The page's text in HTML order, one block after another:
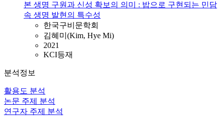
본 생명 구원과 신성 확보의 의미 : 밥으로 구현되는 민담
속 생명 발현의 특수성
한국구비문학회
김혜미(Kim, Hye Mi)
2021
KCI등재
분석정보
활용도 분석
논문 주제 분석
연구자 주제 분석